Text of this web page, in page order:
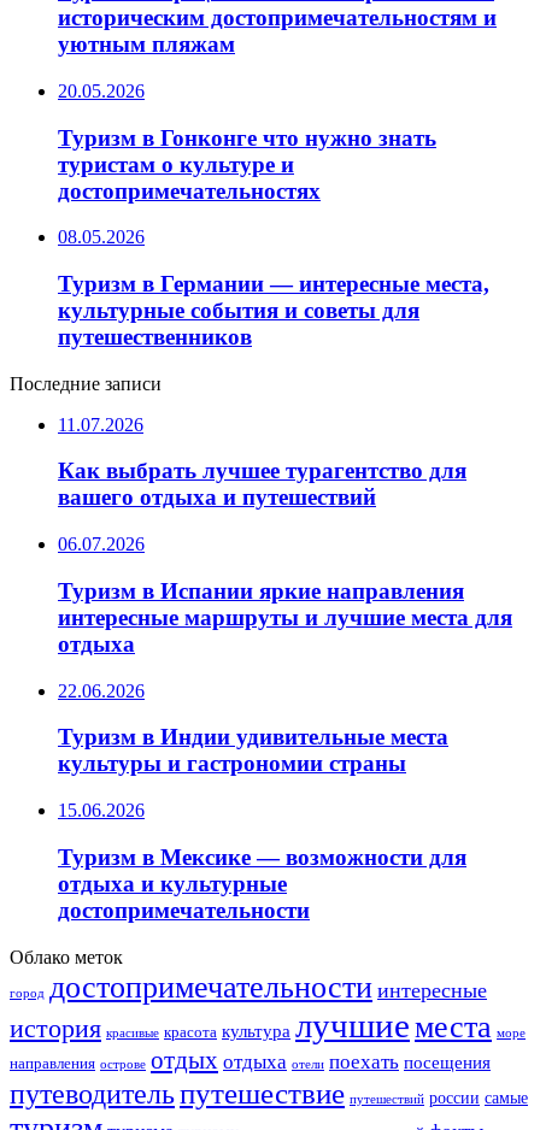
историческим достопримечательностям и
уютным пляжам
20.05.2026
Туризм в Гонконге что нужно знать
туристам о культуре и
достопримечательностях
08.05.2026
Туризм в Германии — интересные места,
культурные события и советы для
путешественников
Последние записи
11.07.2026
Как выбрать лучшее турагентство для
вашего отдыха и путешествий
06.07.2026
Туризм в Испании яркие направления
интересные маршруты и лучшие места для
отдыха
22.06.2026
Туризм в Индии удивительные места
культуры и гастрономии страны
15.06.2026
Туризм в Мексике — возможности для
отдыха и культурные
достопримечательности
Облако меток
город достопримечательности интересные
история красивые красота культура лучшиеместа море
направления острове отдых отдыха отели поехать посещения
путеводительпутешествие путешествий россии самые